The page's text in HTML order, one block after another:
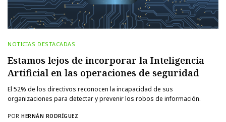
NOTICIAS DESTACADAS
Estamos lejos de incorporar la Inteligencia
Artificial en las operaciones de seguridad
El 52% de los directivos reconocen la incapacidad de sus
organizaciones para detectar y prevenir los robos de información.
POR HERNÁN RODRÍGUEZ